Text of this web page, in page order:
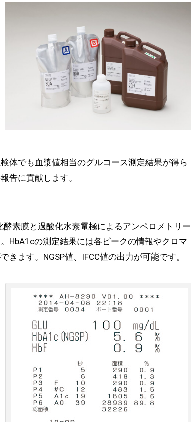
体でも血漿値相当のグルコース測定結果が得ら
告に貢献します。
素膜と過酸化水素電極によるアンペロメトリー
HbA1cの測定結果には各ピークの情報やクロマ
ます。NGSP値、IFCC値の出力が可能です。